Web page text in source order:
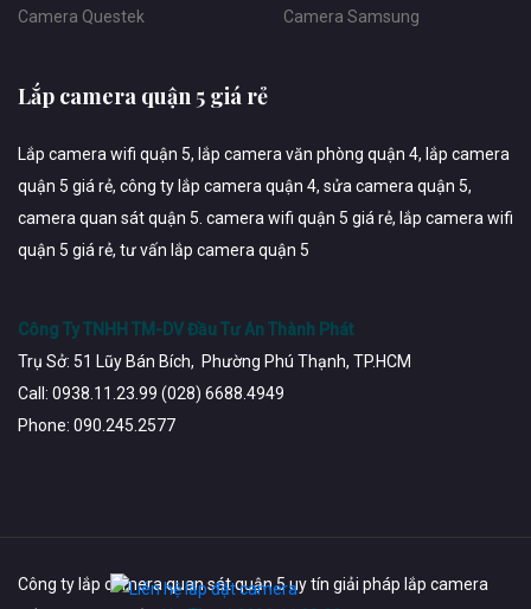
Camera Questek
Camera Samsung
Lắp camera quận 5 giá rẻ
Lắp camera wifi quận 5, lắp camera văn phòng quận 4, lắp camera
quận 5 giá rẻ, công ty lắp camera quận 4, sửa camera quận 5,
camera quan sát quận 5. camera wifi quận 5 giá rẻ, lắp camera wifi
quận 5 giá rẻ, tư vấn lắp camera quận 5
Công Ty TNHH TM-DV Đầu Tư An Thành Phát
Trụ Sở: 51 Lũy Bán Bích, Phường Phú Thạnh, TP.HCM
Call: 0938.11.23.99 (028) 6688.4949
Phone: 090.245.2577
Công ty lắp camera quan sát quận 5 uy tín giải pháp lắp camera